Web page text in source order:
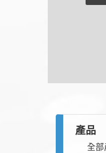
木心
產品
全部